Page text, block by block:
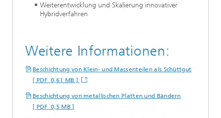
Weiterentwicklung und Skalierung innovativer
Hybridverfahren
Weitere Informationen:
Beschichtung von Klein- und Massenteilen als Schüttgut
[ PDF 0,61 MB ]
Beschichtung von metallischen Platten und Bändern
[ PDF 0,5 MB ]